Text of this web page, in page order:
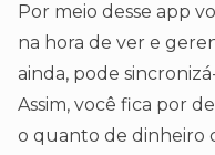
Por meio desse app
na hora de ver e
ainda, pode
Assim, você fica por
o quanto de dinheiro